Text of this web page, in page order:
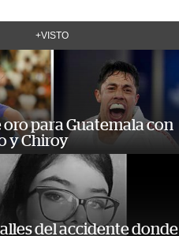
+VISTO
oro para Guatemala con
y Chiroy
del accidente donde